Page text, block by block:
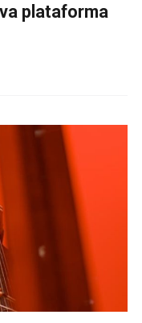
plataforma